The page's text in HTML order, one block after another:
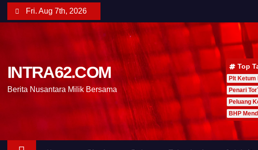
Fri. Aug 7th, 2026
INTRA62.COM
Berita Nusantara Milik Bersama
Top
Plt Ketum
Penari
Peluang
BHP